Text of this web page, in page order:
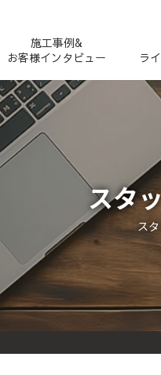
施工事例&
お客様インタビュー
ラ
スタ
ス